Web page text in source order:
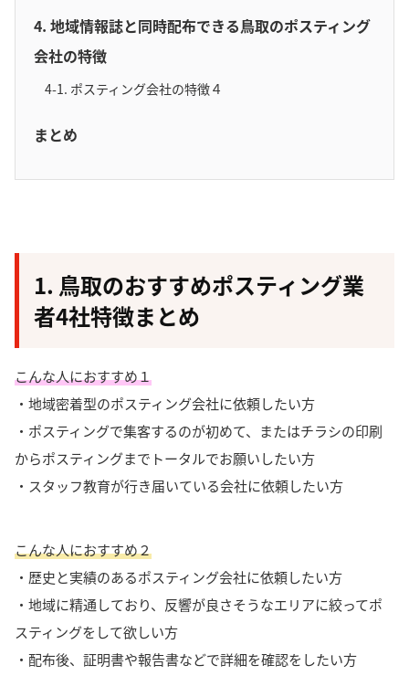
4. 地域情報誌と同時配布できる鳥取のポスティング
会社の特徴
4-1. ポスティング会社の特徴４
まとめ
1. 鳥取のおすすめポスティング業
者4社特徴まとめ
こんな人におすすめ１
・地域密着型のポスティング会社に依頼したい方
・ポスティングで集客するのが初めて、またはチラシの印刷
からポスティングまでトータルでお願いしたい方
・スタッフ教育が行き届いている会社に依頼したい方
こんな人におすすめ２
・歴史と実績のあるポスティング会社に依頼したい方
・地域に精通しており、反響が良さそうなエリアに絞ってポ
スティングをして欲しい方
・配布後、証明書や報告書などで詳細を確認をしたい方